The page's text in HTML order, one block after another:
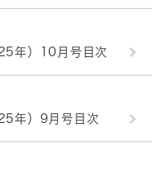
年）10月号目次
年）9月号目次